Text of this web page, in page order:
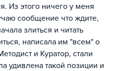
Из этого ничего у меня
сообщение что ждите,
злиться и читать
написала им "всем" о
и Куратор, стали
удивлена такой позиции и